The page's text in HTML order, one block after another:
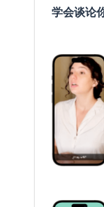
学会谈论